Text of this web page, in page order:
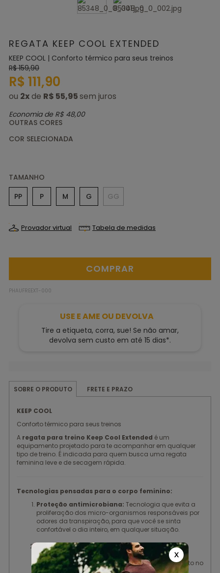
REGATA KEEP COOL EXTENDED
KEEP COOL | Conforto térmico para seus treinos
R$ 159,90
R$ 111,90
ou 2xde R$ 55,95
Economia de R$ 48,00
OUTRAS CORES
TAMANHO
PP
P M G GG
Provador virtual Tabela de medidas
PHAUFREEXT-000
USE E AME OU DEVOLVA
Tire a etiqueta, corra, sue! Se não amar,
devolva sem custo em até 15 dias*.
SOBRE O PRODUTO FRETE E PRAZO
KEEP COOL
Conforto térmico para seus treinos
A regata para treino Keep Cool Extended é um
equipamento projetado para te acompanhar em qualquer
tipo de treino. É indicada para quem busca uma regata
feminina leve e de secagem rápida.
Tecnologias pensadas para o corpo feminino:
Proteção antimicrobiana: Tecnologia que evita a
proliferação dos micro-organismos responsáveis por
odores da transpiração, para que você se sinta
confortável o dia inteiro, em qualquer situação.
Modelagem Exclusiva Authen:Modelagem
levemente alongada, que oferece maior conforto
estético. Tecido com elastano que garante conforto no
vestir e excelente caimento. Costas nadador.
X